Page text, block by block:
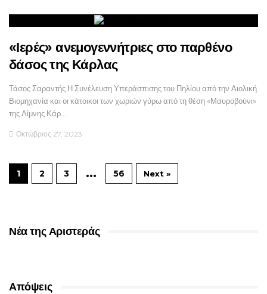
«Ιερές» ανεμογεννήτριες στο παρθένο
δάσος της Κάρλας
Τάσος Σαραντής Η Συνέλευση Υπεράσπισης του Πηλίου από την Αιολική
Βιομηχανία και οι κάτοικοι των χωριών γύρω από τη θέση «Μαυροβούνι»
της Λίμνης Κάρ…
Οκτώβριος 27, 2023
1 2 3 … 56 Next »
Νέα της Αριστεράς
Απόψεις